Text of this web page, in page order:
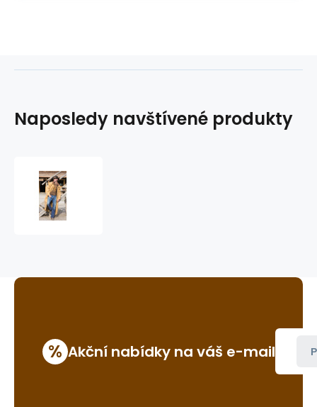
Naposledy navštívené produkty
% Akční nabídky na váš e-mail